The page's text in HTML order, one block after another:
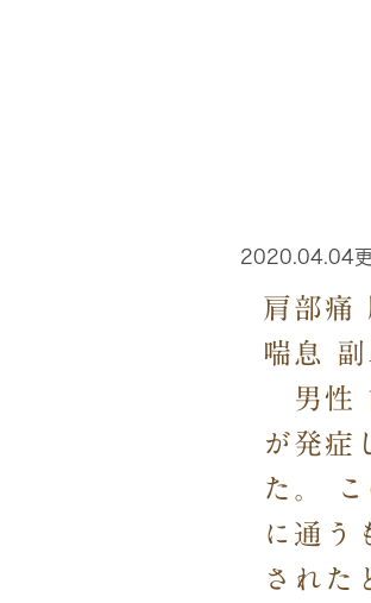
2020.04.04
肩部痛
喘息
男性
が発症
た。
に通う
された